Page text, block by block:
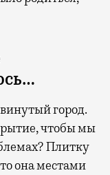
город.
чтобы мы
Плитку
она местами